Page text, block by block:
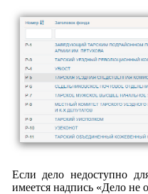
Если дело недоступно
имеется надпись «Дело не